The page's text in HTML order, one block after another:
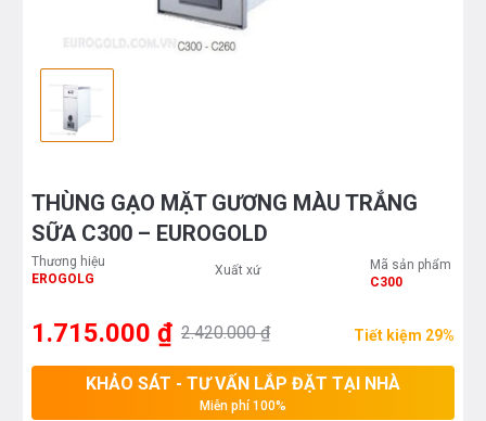
THÙNG GẠO MẶT GƯƠNG MÀU TRẮNG
SỮA C300 – EUROGOLD
Thương hiệu
EROGOLG
Xuất xứ
Mã sản phẩm
C300
1.715.000 ₫ 2.420.000 ₫ Tiết kiệm 29%
KHẢO SÁT - TƯ VẤN LẮP ĐẶT TẠI NHÀ
Miễn phí 100%